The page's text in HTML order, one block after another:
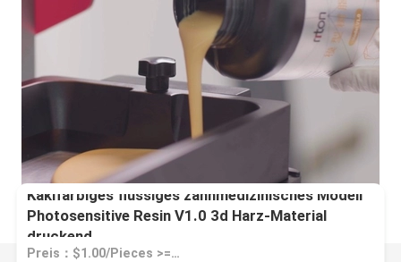
Kakifarbiges flüssiges zahnmedizinisches Modell
Photosensitive Resin V1.0 3d Harz-Material
druckend
Preis：$1.00/Pieces >=1 Pieces